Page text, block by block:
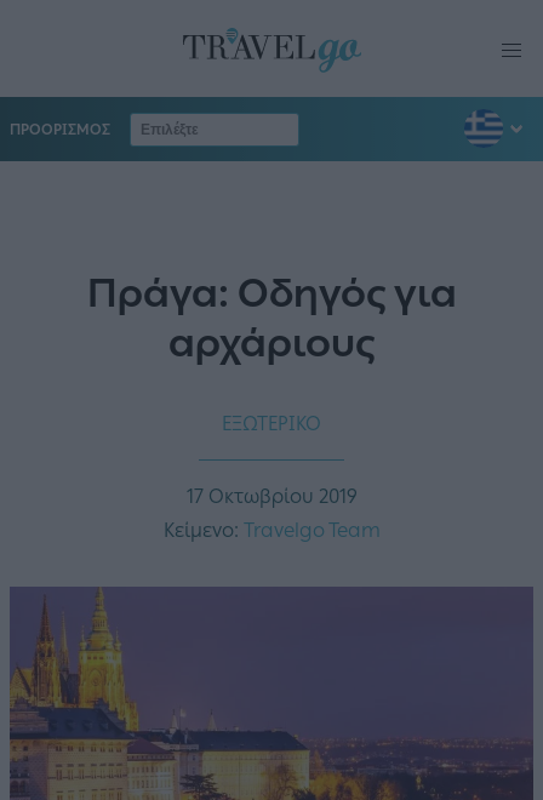
ΠΡΟΟΡΙΣΜΟΣ
Πράγα: Οδηγός για
αρχάριους
ΕΞΩΤΕΡΙΚΟ
17 Οκτωβρίου 2019
Κείμενο: Travelgo Team